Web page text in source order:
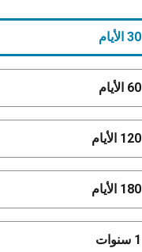
30 الأيام
60 الأيام
120 الأيام
180 الأيام
1 سنوات